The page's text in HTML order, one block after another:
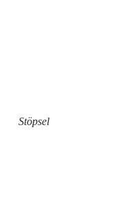
Stöpsel